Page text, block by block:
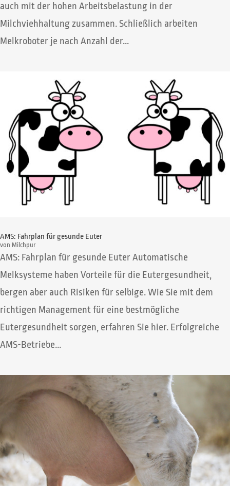
auch mit der hohen Arbeitsbelastung in der
Milchviehhaltung zusammen. Schließlich arbeiten
Melkroboter je nach Anzahl der...
AMS: Fahrplan für gesunde Euter
von Milchpur
AMS: Fahrplan für gesunde Euter Automatische
Melksysteme haben Vorteile für die Eutergesundheit,
bergen aber auch Risiken für selbige. Wie Sie mit dem
richtigen Management für eine bestmögliche
Eutergesundheit sorgen, erfahren Sie hier. Erfolgreiche
AMS-Betriebe...